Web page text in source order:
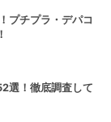
プチプラ・デパコ
選！徹底調査して